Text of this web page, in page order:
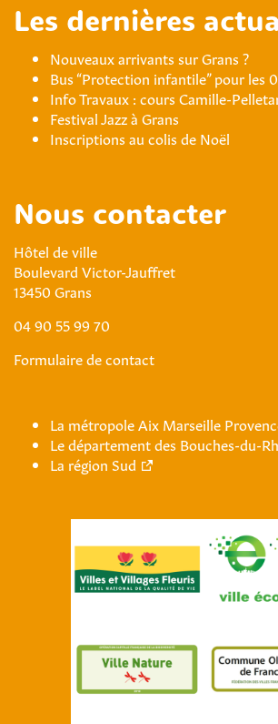
Les dernières
Nouveaux arrivants sur Grans ?
Bus “Protection infantile” pour les
Info Travaux : cours Camille-
Festival Jazz à Grans
Inscriptions au colis de Noël
Nous contacter
Hôtel de ville
Boulevard Victor-Jauffret
13450 Grans
04 90 55 99 70
Formulaire de contact
La métropole Aix Marseille
Le département des Bouches-du-
La région Sud